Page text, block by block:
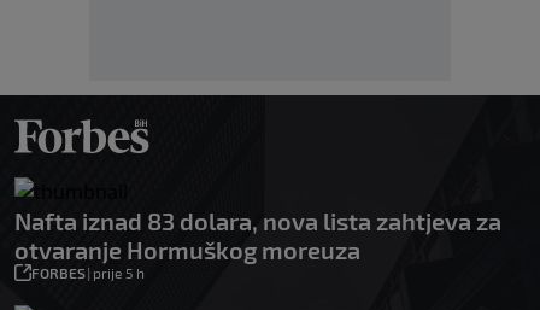
Nafta iznad 83 dolara, nova lista zahtjeva za
otvaranje Hormuškog moreuza
FORBES| prije 5 h